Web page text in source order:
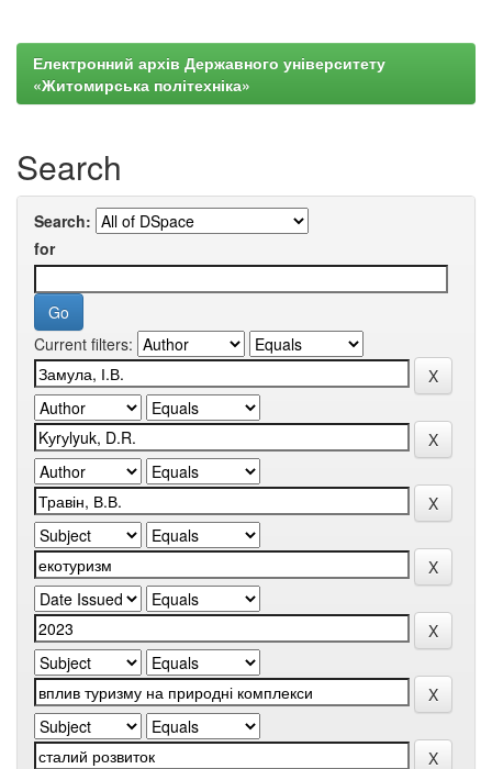
Електронний архів Державного університету
«Житомирська політехніка»
Search
Search:
for
Current filters: